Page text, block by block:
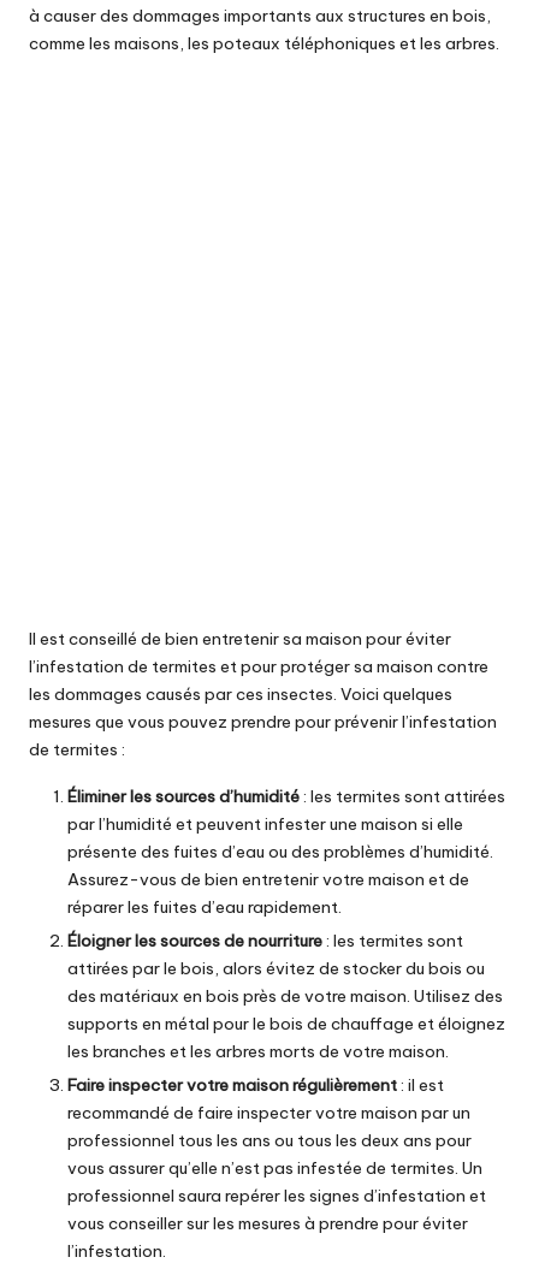
à causer des dommages importants aux structures en bois,
comme les maisons, les poteaux téléphoniques et les arbres.
Il est conseillé de bien entretenir sa maison pour éviter
l’infestation de termites et pour protéger sa maison contre
les dommages causés par ces insectes. Voici quelques
mesures que vous pouvez prendre pour prévenir l’infestation
de termites :
Éliminer les sources d’humidité: les termites sont attirées
par l’humidité et peuvent infester une maison si elle
présente des fuites d’eau ou des problèmes d’humidité.
Assurez-vous de bien entretenir votre maison et de
réparer les fuites d’eau rapidement.
Éloigner les sources de nourriture: les termites sont
attirées par le bois, alors évitez de stocker du bois ou
des matériaux en bois près de votre maison. Utilisez des
supports en métal pour le bois de chauffage et éloignez
les branches et les arbres morts de votre maison.
Faire inspecter votre maison régulièrement: il est
recommandé de faire inspecter votre maison par un
professionnel tous les ans ou tous les deux ans pour
vous assurer qu’elle n’est pas infestée de termites. Un
professionnel saura repérer les signes d’infestation et
vous conseiller sur les mesures à prendre pour éviter
l’infestation.